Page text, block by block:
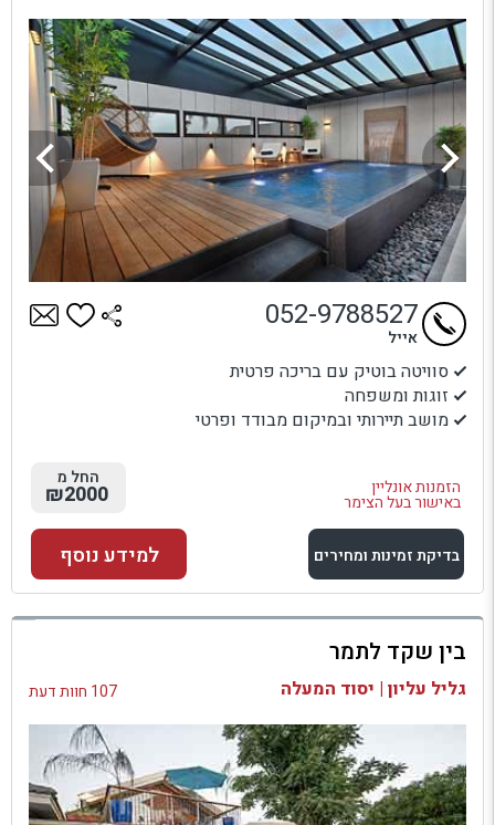
סוויטה בוטיק עם בריכה פרטית
זוגות ומשפחה
מושב תיירותי ובמיקום מבודד ופרטי
הזמנות אונליין
באישור בעל הצימר
052-9788527
אייל
החל מ
₪2000
בדיקת זמינות ומחירים
למתחם זה
בדיקת זמינות ומחירים
למידע נוסף
בין שקד לתמר
גליל עליון | יסוד המעלה 107 חוות דעת